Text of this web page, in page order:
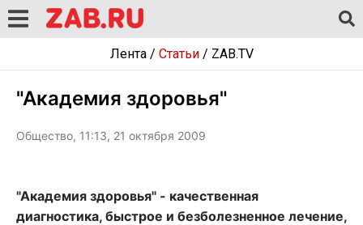
Лента/ Статьи/ ZAB.TV
"Академия здоровья"
Общество, 11:13, 21 октября 2009
"Академия здоровья" - качественная
диагностика, быстрое и безболезненное лечение,